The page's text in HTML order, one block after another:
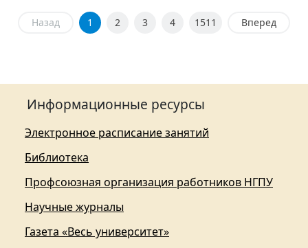
Назад 1 2 3 4 1511 Вперед
Информационные ресурсы
Электронное расписание занятий
Библиотека
Профсоюзная организация работников НГПУ
Научные журналы
Газета «Весь университет»